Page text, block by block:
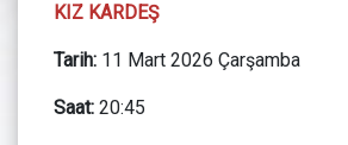
KIZ KARDEŞ
Tarih: 11 Mart 2026 Çarşamba
Saat: 20:45